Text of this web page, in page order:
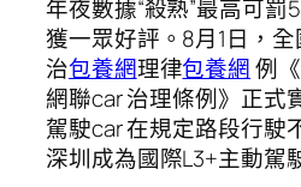
年夜數據“殺熟”最高可
獲一眾好評。8月1日，
治包養網理律包養網例
網聯car 治理條例》正式
駕駛car 在規定路段行駛
深圳成為國際L3+主動駕